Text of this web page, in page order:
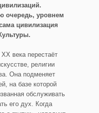
очередь, уровнем
цивилизация
века перестаёт
религии
Она подменяет
на базе которой
обслуживать
его дух. Когда